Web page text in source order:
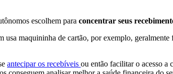
escolhem para concentrar seus
usa maquininha de cartão, por exemplo,
antecipar os recebíveis ou então facilitar o acesso